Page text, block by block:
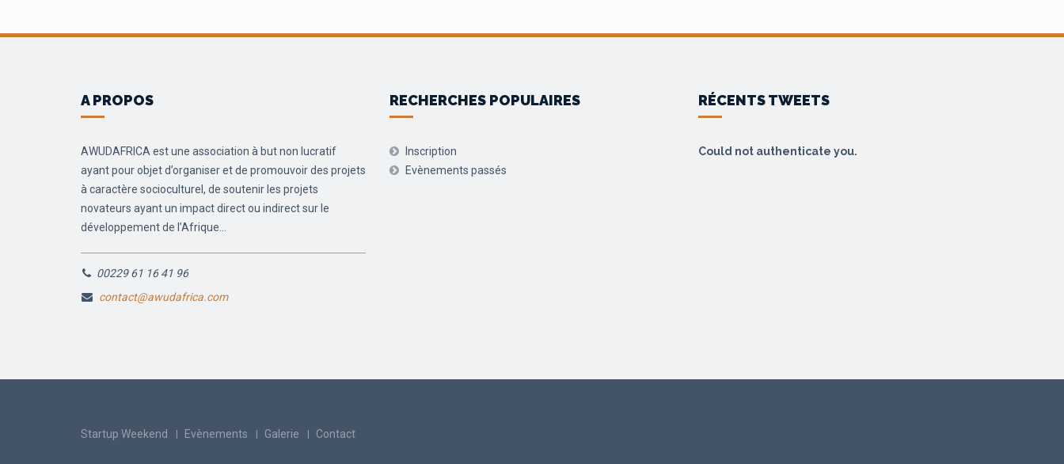
A PROPOS
AWUDAFRICA est une association à but non lucratif
ayant pour objet d’organiser et de promouvoir des projets
à caractère socioculturel, de soutenir les projets
novateurs ayant un impact direct ou indirect sur le
développement de l’Afrique...
00229 61 16 41 96
contact@awudafrica.com
RECHERCHES POPULAIRES
Inscription
Evènements passés
RÉCENTS TWEETS
Could not authenticate you.
Startup Weekend Evènements Galerie Contact